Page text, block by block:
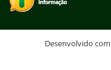
Desenvolvido